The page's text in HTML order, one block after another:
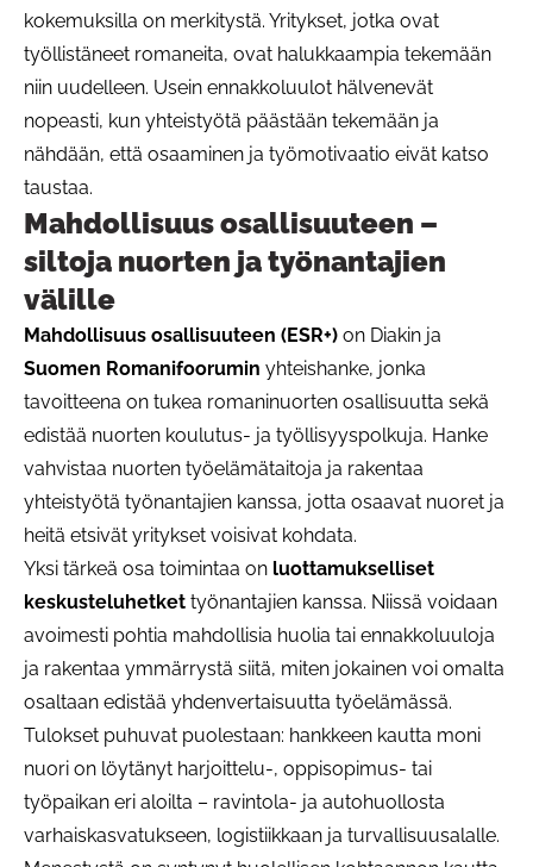
kokemuksilla on merkitystä. Yritykset, jotka ovat
työllistäneet romaneita, ovat halukkaampia tekemään
niin uudelleen. Usein ennakkoluulot hälvenevät
nopeasti, kun yhteistyötä päästään tekemään ja
nähdään, että osaaminen ja työmotivaatio eivät katso
taustaa.
Mahdollisuus osallisuuteen –
siltoja nuorten ja työnantajien
välille
Mahdollisuus osallisuuteen (ESR+) on Diakin ja
Suomen Romanifoorumin yhteishanke, jonka
tavoitteena on tukea romaninuorten osallisuutta sekä
edistää nuorten koulutus- ja työllisyyspolkuja. Hanke
vahvistaa nuorten työelämätaitoja ja rakentaa
yhteistyötä työnantajien kanssa, jotta osaavat nuoret ja
heitä etsivät yritykset voisivat kohdata.
Yksi tärkeä osa toimintaa on luottamukselliset
keskusteluhetket työnantajien kanssa. Niissä voidaan
avoimesti pohtia mahdollisia huolia tai ennakkoluuloja
ja rakentaa ymmärrystä siitä, miten jokainen voi omalta
osaltaan edistää yhdenvertaisuutta työelämässä.
Tulokset puhuvat puolestaan: hankkeen kautta moni
nuori on löytänyt harjoittelu-, oppisopimus- tai
työpaikan eri aloilta – ravintola- ja autohuollosta
varhaiskasvatukseen, logistiikkaan ja turvallisuusalalle.